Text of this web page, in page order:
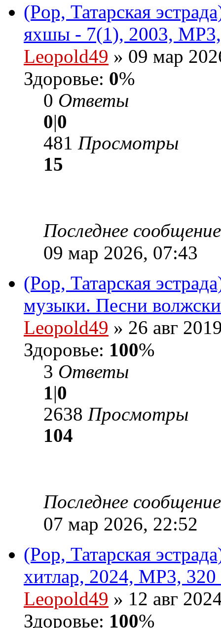
(Pop, Татарская
яхшы - 7(1), 2003,
Leopold49 » 09 мар
Здоровье: 0%
0 Ответы
0|0
481 Просмотры
15
Последнее
09 мар 2026, 07:43
(Pop, Татарская
музыки. Песни
Leopold49 » 26 авг
Здоровье: 100%
3 Ответы
1|0
2638 Просмотры
104
Последнее
07 мар 2026, 22:52
(Pop, Татарская
хитлар, 2024, MP3, 320
Leopold49 » 12 авг
Здоровье: 100%